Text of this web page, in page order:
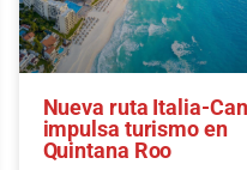
Nueva ruta Italia-
impulsa turismo en
Quintana Roo